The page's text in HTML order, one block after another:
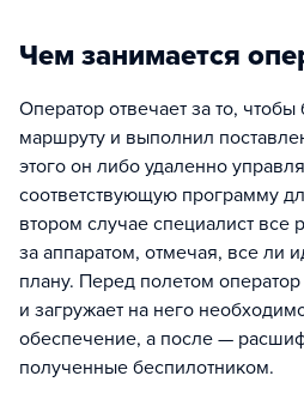
Чем занимается
Оператор отвечает за то,
маршруту и выполнил
этого он либо удаленно
соответствующую программу
втором случае специалист все
за аппаратом, отмечая, все ли
плану. Перед полетом
и загружает на него
обеспечение, а после —
полученные беспилотником.